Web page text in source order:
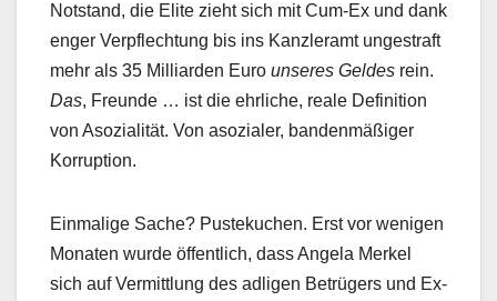
Notstand, die Elite zieht sich mit Cum-Ex und dank
enger Verpflechtung bis ins Kanzleramt ungestraft
mehr als 35 Milliarden Euro unseres Geldes rein.
Das, Freunde … ist die ehrliche, reale Definition
von Asozialität. Von asozialer, bandenmäßiger
Korruption.
Einmalige Sache? Pustekuchen. Erst vor wenigen
Monaten wurde öffentlich, dass Angela Merkel
sich auf Vermittlung des adligen Betrügers und Ex-